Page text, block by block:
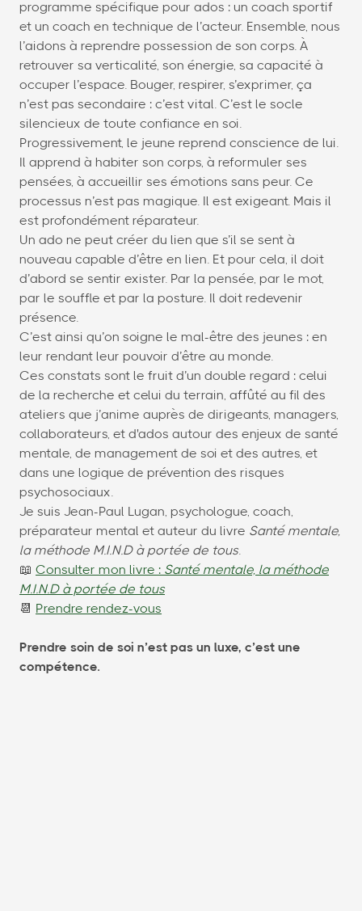
programme spécifique pour ados : un coach sportif
et un coach en technique de l’acteur. Ensemble, nous
l’aidons à reprendre possession de son corps. À
retrouver sa verticalité, son énergie, sa capacité à
occuper l’espace. Bouger, respirer, s’exprimer, ça
n’est pas secondaire : c’est vital. C’est le socle
silencieux de toute confiance en soi.
Progressivement, le jeune reprend conscience de lui.
Il apprend à habiter son corps, à reformuler ses
pensées, à accueillir ses émotions sans peur. Ce
processus n’est pas magique. Il est exigeant. Mais il
est profondément réparateur.
Un ado ne peut créer du lien que s’il se sent à
nouveau capable d’être en lien. Et pour cela, il doit
d’abord se sentir exister. Par la pensée, par le mot,
par le souffle et par la posture. Il doit redevenir
présence.
C’est ainsi qu’on soigne le mal-être des jeunes : en
leur rendant leur pouvoir d’être au monde.
Ces constats sont le fruit d’un double regard : celui
de la recherche et celui du terrain, affûté au fil des
ateliers que j’anime auprès de dirigeants, managers,
collaborateurs, et d'ados autour des enjeux de santé
mentale, de management de soi et des autres, et
dans une logique de prévention des risques
psychosociaux.
Je suis Jean-Paul Lugan, psychologue, coach,
préparateur mental et auteur du livre Santé mentale,
la méthode M.I.N.D à portée de tous.
📖 Consulter mon livre : Santé mentale, la méthode
M.I.N.D à portée de tous
📆
Prendre rendez-vous
Prendre soin de soi n’est pas un luxe, c’est une
compétence.